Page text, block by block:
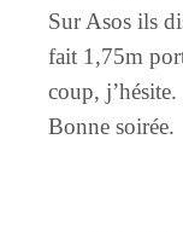
Sur Asos ils
fait 1,75m
coup, j’hésite.
Bonne soirée.